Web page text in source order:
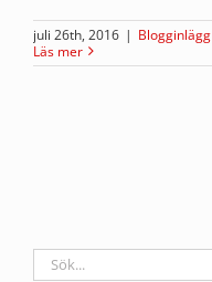
juli 26th, 2016 | Blogginlägg
Läs mer
Sök